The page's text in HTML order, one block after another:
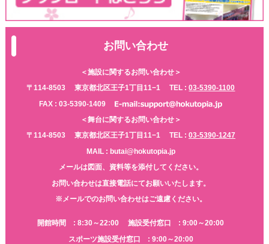
お問い合わせ
＜施設に関するお問い合わせ＞
〒114-8503
東京都北区王子1丁目11−1 TEL :03-5390-1100
FAX : 03-5390-1409
＜舞台に関するお問い合わせ＞
〒114-8503
東京都北区王子1丁目11−1 TEL : 03-5390-1247
MAIL : butai@hokutopia.jp
メールは図面、資料等を添付してください。
お問い合わせは直接電話にてお願いいたします。
※メールでのお問い合わせはご遠慮ください。
開館時間 : 8:30～22:00
施設受付窓口 : 9:00～20:00
スポーツ施設受付窓口 : 9:00～20:00